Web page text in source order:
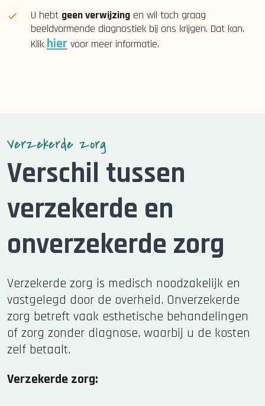
U hebt geen verwijzing en wil toch graag
beeldvormende diagnostiek bij ons krijgen. Dat kan.
Klik hier voor meer informatie.
Verzekerde zorg
Verschil tussen
verzekerde en
onverzekerde zorg
Verzekerde zorg is medisch noodzakelijk en
vastgelegd door de overheid. Onverzekerde
zorg betreft vaak esthetische behandelingen
of zorg zonder diagnose, waarbij u de kosten
zelf betaalt.
Verzekerde zorg: